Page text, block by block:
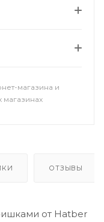
магазина и
магазинах
ОТЗЫВЫ
от Hatber